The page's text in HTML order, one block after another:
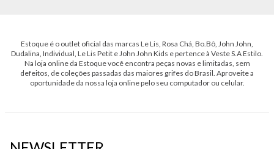
Estoque é o outlet oficial das marcas Le Lis, Rosa Chá, Bo.Bô, John John,
Dudalina, Individual, Le Lis Petit e John John Kids e pertence à Veste S.A Estilo.
Na loja online da Estoque você encontra peças novas e limitadas, sem
defeitos, de coleções passadas das maiores grifes do Brasil. Aproveite a
oportunidade da nossa loja online pelo seu computador ou celular.